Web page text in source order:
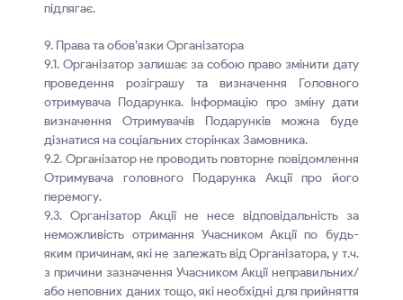
підлягає.
9. Права та обов’язки Організатора
9.1. Організатор залишає за собою право змінити дату
проведення розіграшу та визначення Головного
отримувача Подарунка. Інформацію про зміну дати
визначення Отримувачів Подарунків можна буде
дізнатися на соціальних сторінках Замовника.
9.2. Організатор не проводить повторне повідомлення
Отримувача головного Подарунка Акції про його
перемогу.
9.3. Організатор Акції не несе відповідальність за
неможливість отримання Учасником Акції по будь-
яким причинам, які не залежать від Організатора, у т.ч.
з причини зазначення Учасником Акції неправильних/
або неповних даних тощо, які необхідні для прийняття